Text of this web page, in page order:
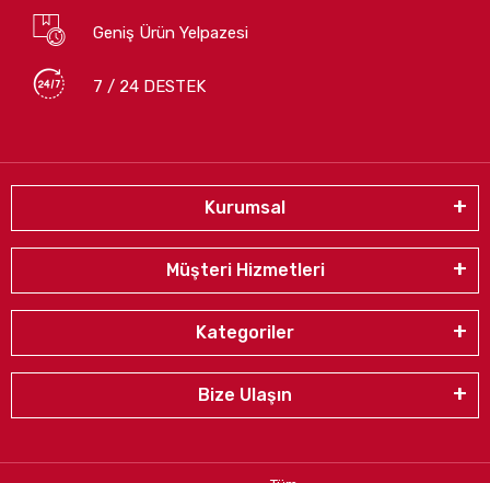
Geniş Ürün Yelpazesi
7 / 24 DESTEK
Kurumsal
Müşteri Hizmetleri
Kategoriler
Bize Ulaşın